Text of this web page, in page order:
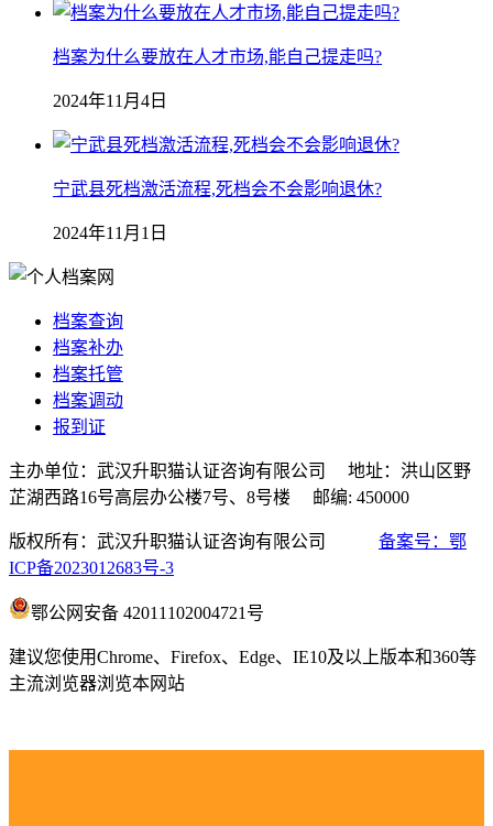
档案为什么要放在人才市场,能自己提走吗?
2024年11月4日
宁武县死档激活流程,死档会不会影响退休?
2024年11月1日
档案查询
档案补办
档案托管
档案调动
报到证
主办单位：武汉升职猫认证咨询有限公司 地址：洪山区野
芷湖西路16号高层办公楼7号、8号楼 邮编: 450000
版权所有：武汉升职猫认证咨询有限公司 备案号：鄂
ICP备2023012683号-3
鄂公网安备 42011102004721号
建议您使用Chrome、Firefox、Edge、IE10及以上版本和360等
主流浏览器浏览本网站